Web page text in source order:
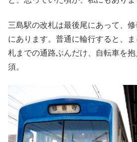
三島駅の改札は最後尾にあって、
にあります。普通に輪行すると、
札までの通路ぶんだけ、自転車を
須。